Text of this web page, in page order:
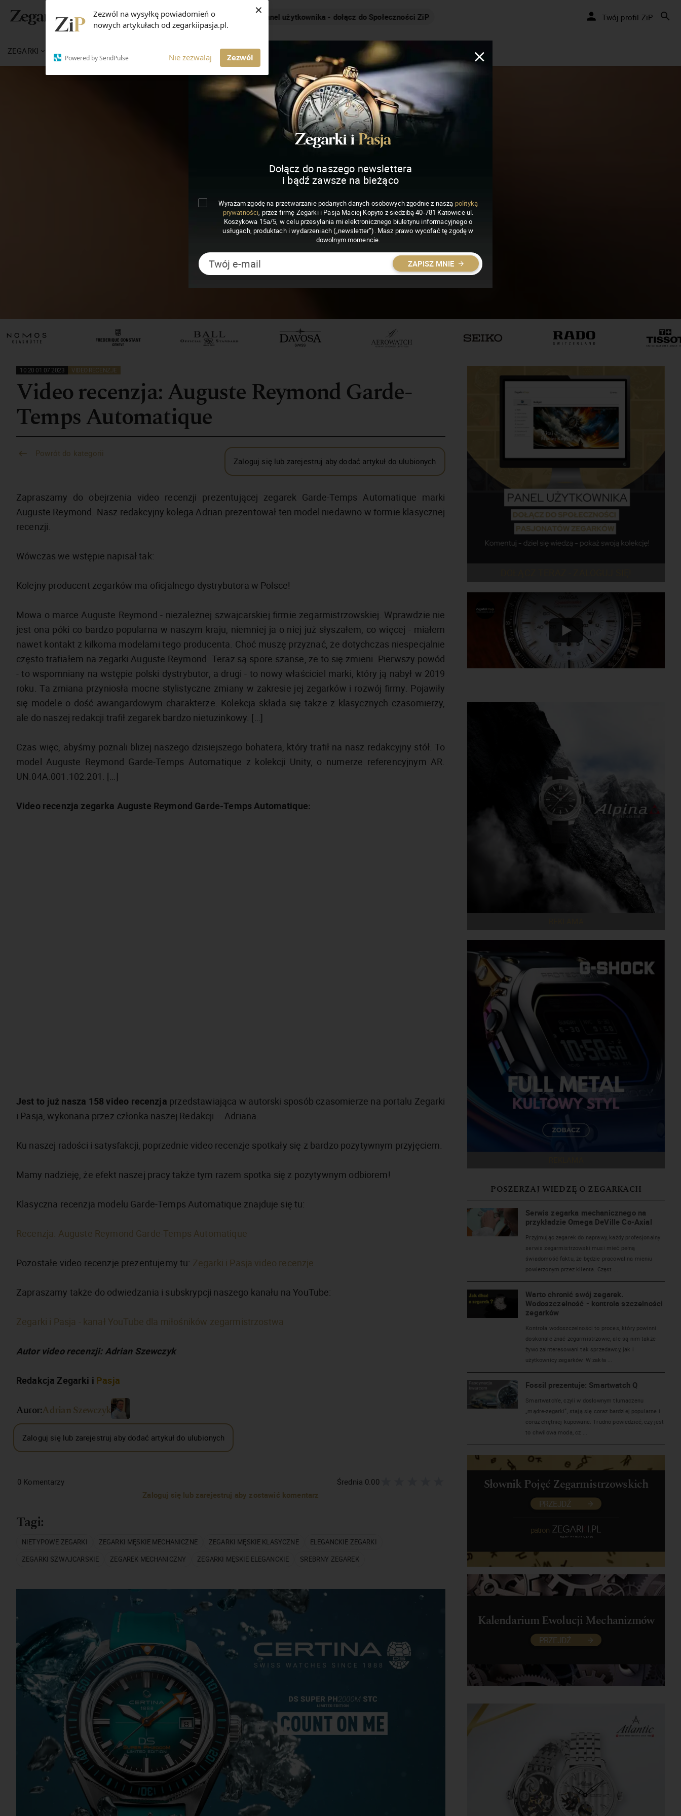
Zezwól na wysyłkę powiadomień o
nowych artykułach od zegarkiipasja.pl.
Powered by SendPulse Nie zezwalaj Zezwól
× Nakręcamy pozytywnie... cały czas! Twój profil ZiP
ZEGARKI MAGAZYN ZEGARKI I PASJA
10:20 01.07.2023 VIDEO RECENZJE
Video recenzja: Auguste Reymond Garde-
Temps Automatique
Powrót do kategorii
Zaloguj się lub zarejestruj aby dodać artykuł do ulubionych
Zapraszamy do obejrzenia video recenzji prezentującej zegarek Garde-Temps Automatique marki
Auguste Reymond. Nasz redakcyjny kolega Adrian prezentował ten model niedawno w formie klasycznej
recenzji.
Wówczas we wstępie napisał tak:
Kolejny producent zegarków ma oficjalnego dystrybutora w Polsce!
Mowa o marce Auguste Reymond - niezależnej szwajcarskiej firmie zegarmistrzowskiej. Wprawdzie nie
jest ona póki co bardzo popularna w naszym kraju, niemniej ja o niej już słyszałem, co więcej - miałem
nawet kontakt z kilkoma modelami tego producenta. Choć muszę przyznać, że dotychczas niespecjalnie
często trafiałem na zegarki Auguste Reymond. Teraz są spore szanse, że to się zmieni. Pierwszy powód
- to wspomniany na wstępie polski dystrybutor, a drugi - to nowy właściciel marki, który ją nabył w 2019
roku. Ta zmiana przyniosła mocne stylistyczne zmiany w zakresie jej zegarków i rozwój firmy. Pojawiły
się modele o dość awangardowym charakterze. Kolekcja składa się także z klasycznych czasomierzy,
ale do naszej redakcji trafił zegarek bardzo nietuzinkowy. […]
Czas więc, abyśmy poznali bliżej naszego dzisiejszego bohatera, który trafił na nasz redakcyjny stół. To
model Auguste Reymond Garde-Temps Automatique z kolekcji Unity, o numerze referencyjnym AR.
UN.04A.001.102.201. […]
Video recenzja zegarka Auguste Reymond Garde-Temps Automatique:
Jest to już nasza 158 video recenzja przedstawiająca w autorski sposób czasomierze na portalu Zegarki
i Pasja, wykonana przez członka naszej Redakcji – Adriana.
Ku naszej radości i satysfakcji, poprzednie video recenzje spotkały się z bardzo pozytywnym przyjęciem.
Mamy nadzieję, że efekt naszej pracy także tym razem spotka się z pozytywnym odbiorem!
Klasyczna recenzja modelu Garde-Temps Automatique znajduje się tu:
Recenzja: Auguste Reymond Garde-Temps Automatique
Pozostałe video recenzje prezentujemy tu: Zegarki i Pasja video recenzje
Zapraszamy także do odwiedzania i subskrypcji naszego kanału na YouTube:
Zegarki i Pasja - kanał YouTube dla miłośników zegarmistrzostwa
Autor video recenzji: Adrian Szewczyk
Redakcja Zegarki i Pasja
Autor:Adrian Szewczyk
Zaloguj się lub zarejestruj aby dodać artykuł do ulubionych
0 Komentarzy Średnia 0.00
Zaloguj się lub zarejestruj aby zostawić komentarz
Tagi:
NIETYPOWE ZEGARKI ZEGARKI MĘSKIE MECHANICZNE ZEGARKI MĘSKIE KLASYCZNE
ELEGANCKIE ZEGARKI
ZEGARKI SZWAJCARSKIE
ZEGAREK MECHANICZNY ZEGARKI MĘSKIE ELEGANCKIE SREBRNY ZEGAREK
POSZERZAJ WIEDZĘ O ZEGARKACH
Serwis zegarka mechanicznego na
przykładzie Omega DeVille Co-Axial
Przyjmując zegarek do naprawy, każdy profesjonalny
serwis zegarmistrzowski musi mieć pełną
świadomość faktu, że będzie pracował na mieniu
powierzonym przez klienta. Częst ...
Warto chronić swój zegarek.
Wodoszczelność - kontrola szczelności
zegarków
Kontrola wodoszczelności to proces, który powinni
doskonale znać zegarmistrzowie, ale są nim także
żywo zainteresowani tak sprzedawcy, jak i
użytkownicy zegarków. W zakła ...
Fossil prezentuje: Smartwatch Q
Smartwatch'e, czyli w dosłownym tłumaczenu
„mądre-zegarki”, stają się coraz bardziej popularne i
coraz chętniej kupowane. Trudno powiedzieć, czy jest
to chwilowa moda, cz ...
Słownik Pojęć Zegarmistrzowskich
PRZEJDŹ
patron
Kalendarium Ewolucji Mechanizmów
PRZEJDŹ
Dołącz do naszego newslettera
i bądź zawsze na bieżąco
Wyrażam zgodę na przetwarzanie podanych danych osobowych zgodnie z naszą polityką
prywatności, przez firmę Zegarki i Pasja Maciej Kopyto z siedzibą 40-781 Katowice ul.
Koszykowa 15a/5, w celu przesyłania mi elektronicznego biuletynu informacyjnego o
usługach, produktach i wydarzeniach („newsletter”). Masz prawo wycofać tę zgodę w
dowolnym momencie.
ZAPISZ MNIE